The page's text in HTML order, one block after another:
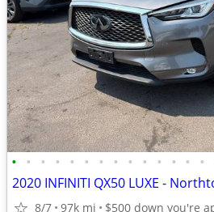
• • • • • • • • • • • • • •
2020 INFINITI QX50 LUXE -
8/7 97k mi $500 down you're